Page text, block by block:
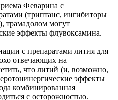
Феварина с
(триптанс, ингибиторы
трамадолом могут
эффекты флувоксамина.
с препаратами лития для
отвечающих на
что литий (и, возможно,
эффекты
комбинированная
с осторожностью.